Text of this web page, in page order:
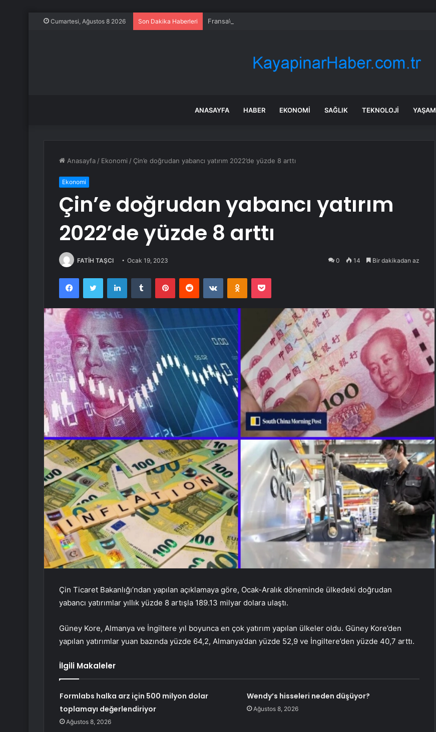
Cumartesi, Ağustos 8 2026 Son Dakika Haberleri Fransa’daki yangınlarda 4 itfaiye eri hayatını kaybetti
ANASAYFA HABER EKONOMI SAĞLIK TEKNOLOJI YAŞAM
Anasayfa / Ekonomi / Çin’e doğrudan yabancı yatırım 2022’de yüzde 8 arttı
Ekonomi
Çin’e doğrudan yabancı yatırım
2022’de yüzde 8 arttı
FATİH TAŞCI Ocak 19, 2023 0 14 Bir dakikadan az
FacebookTwitter LinkedInTumblr PinterestReddit VKontakteOdnoklassniki
Pocket
Çin Ticaret Bakanlığı’ndan yapılan açıklamaya göre, Ocak-Aralık döneminde ülkedeki doğrudan
yabancı yatırımlar yıllık yüzde 8 artışla 189.13 milyar dolara ulaştı.
Güney Kore, Almanya ve İngiltere yıl boyunca en çok yatırım yapılan ülkeler oldu. Güney Kore’den
yapılan yatırımlar yuan bazında yüzde 64,2, Almanya’dan yüzde 52,9 ve İngiltere’den yüzde 40,7 arttı.
İlgili Makaleler
Formlabs halka arz için 500 milyon dolar
toplamayı değerlendiriyor
Ağustos 8, 2026
Wendy’s hisseleri neden düşüyor?
Ağustos 8, 2026